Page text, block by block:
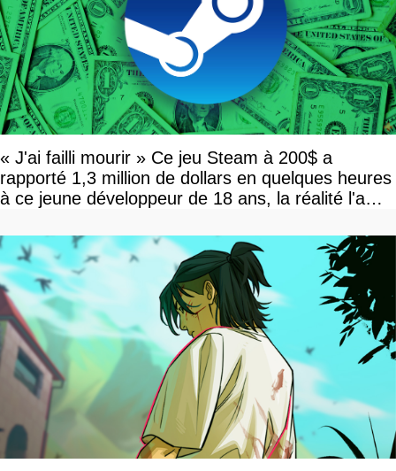
« J'ai failli mourir » Ce jeu Steam à 200$ a
rapporté 1,3 million de dollars en quelques heures
à ce jeune développeur de 18 ans, la réalité l'a